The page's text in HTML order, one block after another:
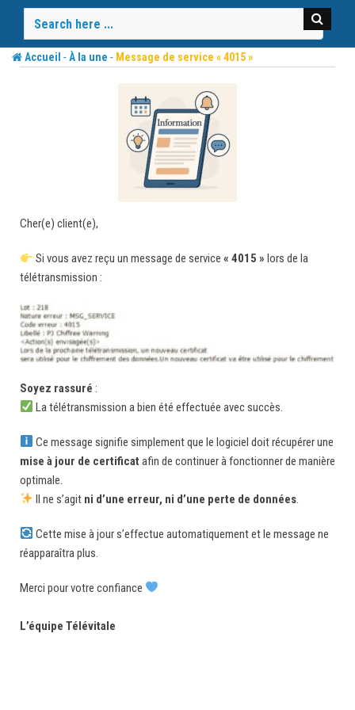
content
Accueil -À la une - Message de service « 4015 »
Cher(e) client(e),
Si vous avez reçu un message de service« 4015 » lors de la
télétransmission :
Soyez rassuré :
La télétransmission a bien été effectuée avec succès.
Ce message signifie simplement que le logiciel doit récupérer une
mise à jour de certificat afin de continuer à fonctionner de manière
optimale.
Il ne s’agit ni d’une erreur, ni d’une perte de données.
Cette mise à jour s’effectue automatiquement et le message ne
réapparaîtra plus.
Merci pour votre confiance
L’équipe Télévitale